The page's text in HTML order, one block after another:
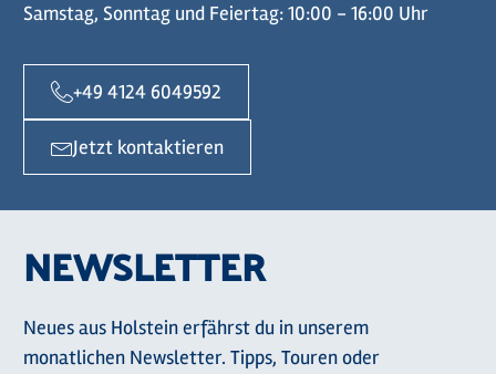
Samstag, Sonntag und Feiertag: 10:00 - 16:00 Uhr
+49 4124 6049592
Jetzt kontaktieren
NEWSLETTER
Neues aus Holstein erfährst du in unserem
monatlichen Newsletter. Tipps, Touren oder